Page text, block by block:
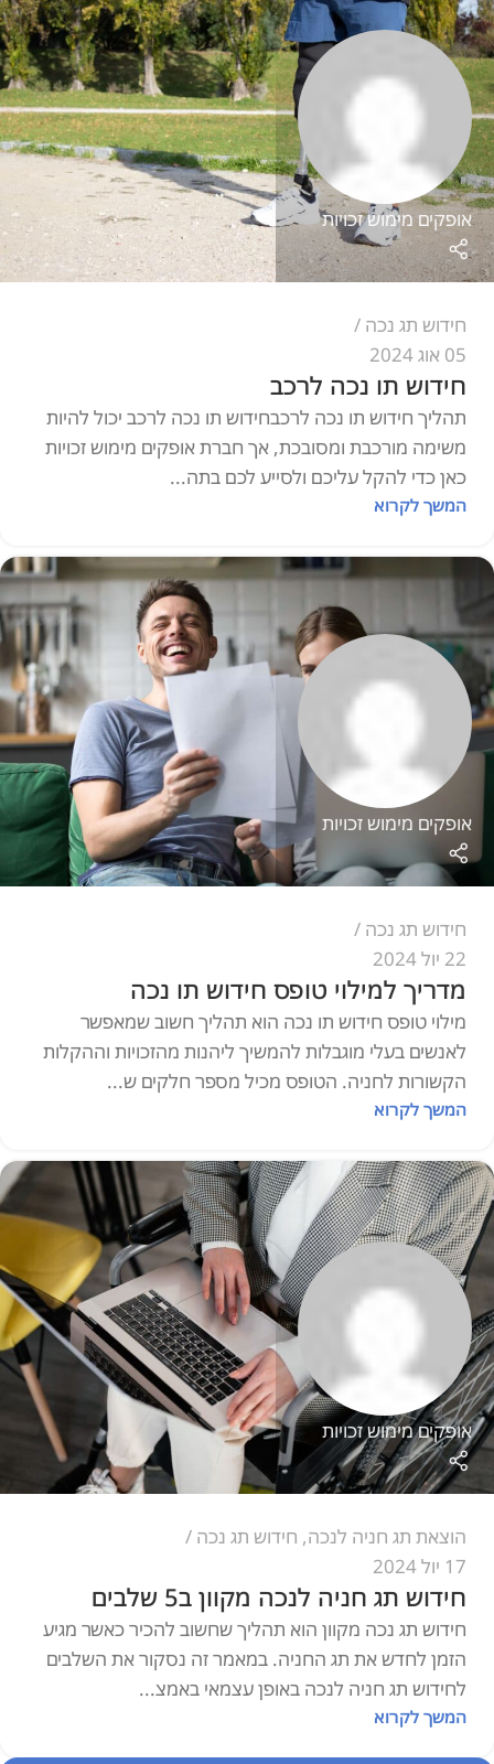
אופקים מימוש זכויות
חידוש תג נכה
05 אוג 2024
חידוש תו נכה לרכב
תהליך חידוש תו נכה לרכבחידוש תו נכה לרכב יכול להיות
משימה מורכבת ומסובכת, אך חברת אופקים מימוש זכויות
כאן כדי להקל עליכם ולסייע לכם בתה...
המשך לקרוא
אופקים מימוש זכויות
חידוש תג נכה
22 יול 2024
מדריך למילוי טופס חידוש תו נכה
מילוי טופס חידוש תו נכה הוא תהליך חשוב שמאפשר
לאנשים בעלי מוגבלות להמשיך ליהנות מהזכויות וההקלות
הקשורות לחניה. הטופס מכיל מספר חלקים ש...
המשך לקרוא
אופקים מימוש זכויות
הוצאת תג חניה לנכה, חידוש תג נכה
17 יול 2024
חידוש תג חניה לנכה מקוון ב5 שלבים
חידוש תג נכה מקוון הוא תהליך שחשוב להכיר כאשר מגיע
הזמן לחדש את תג החניה. במאמר זה נסקור את השלבים
לחידוש תג חניה לנכה באופן עצמאי באמצ...
המשך לקרוא